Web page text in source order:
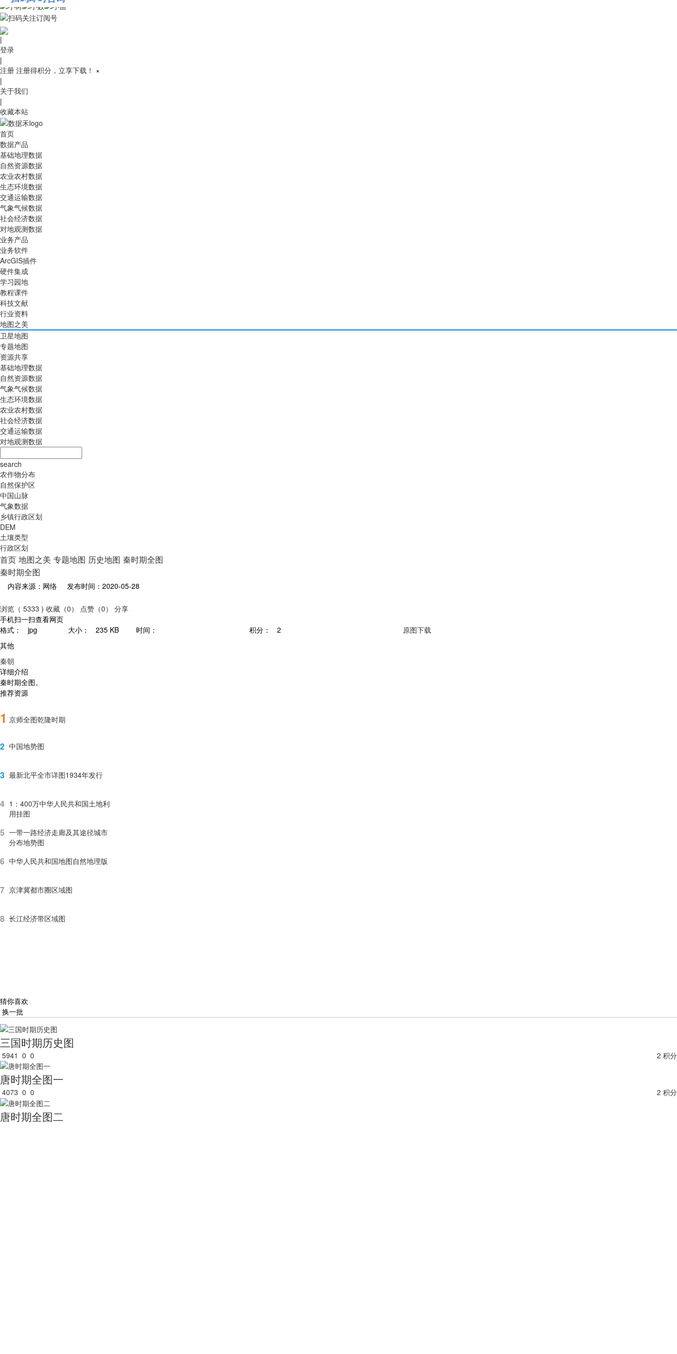
010-53689091
|
登录
|
注册 注册得积分，立享下载！ ×
|
关于我们
|
收藏本站
首页
数据产品
基础地理数据
自然资源数据
农业农村数据
生态环境数据
交通运输数据
气象气候数据
社会经济数据
对地观测数据
业务产品
业务软件
ArcGIS插件
硬件集成
学习园地
教程课件
科技文献
行业资料
地图之美
卫星地图
专题地图
资源共享
基础地理数据
自然资源数据
气象气候数据
生态环境数据
农业农村数据
社会经济数据
交通运输数据
对地观测数据
search
农作物分布
自然保护区
中国山脉
气象数据
乡镇行政区划
DEM
土壤类型
行政区划
首页 地图之美 专题地图 历史地图 秦时期全图
秦时期全图
内容来源：网络 发布时间：2020-05-28
浏览（ 5333 ) 收藏（0） 点赞（0）
分享
手机扫一扫查看网页
格式：
jpg 大小： 235 KB 时间： 积分： 2
原图下载
其他
秦朝
详细介绍
秦时期全图。
推荐资源
1 京师全图乾隆时期
2 中国地势图
3 最新北平全市详图1934年发行
4 1：400万中华人民共和国土地利
用挂图
5 一带一路经济走廊及其途径城市
分布地势图
6 中华人民共和国地图自然地理版
7 京津冀都市圈区域图
8 长江经济带区域图
猜你喜欢
换一批
三国时期历史图
5941 0 0 2 积分
唐时期全图一
4073 0 0 2 积分
唐时期全图二
2 积分